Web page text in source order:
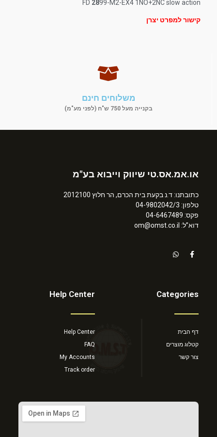
FD 2899-M2-EX4 1NO+2NC slow action
קישור למפרט יצרן
משלוחים חינם
בקנייה מעל 750 ש"ח (לפני מע"מ)
או.אמ.אס.טי שיווק וייבוא בע"מ
כתובתנו: ד.נ בקעת בית הכרם, הר חלוץ 2012100
טלפון: 04-9802042/3
פקס: 04-6467489
דוא”ל: om@omst.co.il
Categories
דף הבית
קטלוג מוצרים
צור קשר
Help Center
Help Center
FAQ
My Accounts
Track order